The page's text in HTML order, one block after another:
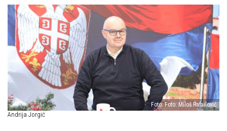
Foto: Foto: Miloš Rafailović
Andrija Jorgić